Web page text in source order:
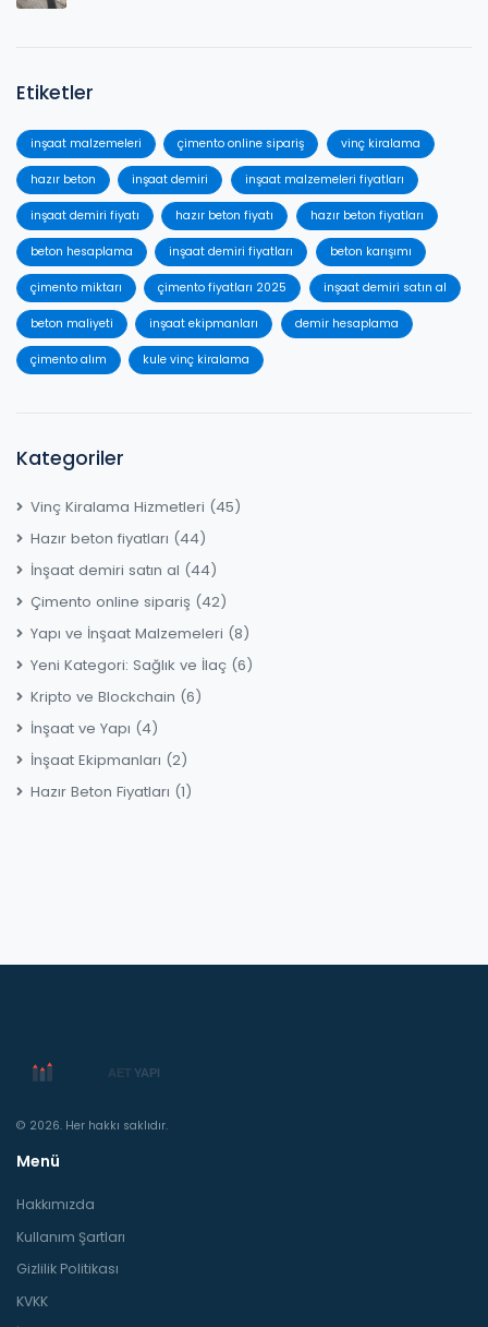
Etiketler
inşaat malzemeleri çimento online sipariş vinç kiralama
hazır beton inşaat demiri inşaat malzemeleri fiyatları
inşaat demiri fiyatı hazır beton fiyatı hazır beton fiyatları
beton hesaplama inşaat demiri fiyatları beton karışımı
çimento miktarı çimento fiyatları 2025 inşaat demiri satın al
beton maliyeti inşaat ekipmanları demir hesaplama
çimento alım kule vinç kiralama
Kategoriler
Vinç Kiralama Hizmetleri (45)
Hazır beton fiyatları (44)
İnşaat demiri satın al (44)
Çimento online sipariş (42)
Yapı ve İnşaat Malzemeleri (8)
Yeni Kategori: Sağlık ve İlaç (6)
Kripto ve Blockchain (6)
İnşaat ve Yapı (4)
İnşaat Ekipmanları (2)
Hazır Beton Fiyatları (1)
© 2026. Her hakkı saklıdır.
Menü
Hakkımızda
Kullanım Şartları
Gizlilik Politikası
KVKK